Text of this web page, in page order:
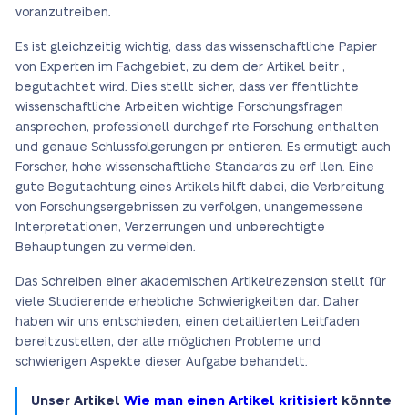
voranzutreiben.
Es ist gleichzeitig wichtig, dass das wissenschaftliche Papier
von Experten im Fachgebiet, zu dem der Artikel beitr ,
begutachtet wird. Dies stellt sicher, dass ver ffentlichte
wissenschaftliche Arbeiten wichtige Forschungsfragen
ansprechen, professionell durchgef rte Forschung enthalten
und genaue Schlussfolgerungen pr entieren. Es ermutigt auch
Forscher, hohe wissenschaftliche Standards zu erf llen. Eine
gute Begutachtung eines Artikels hilft dabei, die Verbreitung
von Forschungsergebnissen zu verfolgen, unangemessene
Interpretationen, Verzerrungen und unberechtigte
Behauptungen zu vermeiden.
Das Schreiben einer akademischen Artikelrezension stellt für
viele Studierende erhebliche Schwierigkeiten dar. Daher
haben wir uns entschieden, einen detaillierten Leitfaden
bereitzustellen, der alle möglichen Probleme und
schwierigen Aspekte dieser Aufgabe behandelt.
Unser Artikel Wie man einen Artikel kritisiert könnte